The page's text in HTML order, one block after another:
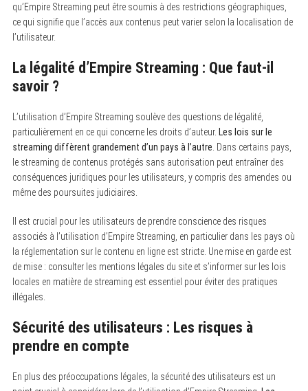
qu’Empire Streaming peut être soumis à des restrictions géographiques,
ce qui signifie que l’accès aux contenus peut varier selon la localisation de
l’utilisateur.
La légalité d’Empire Streaming : Que faut-il
savoir ?
L’utilisation d’Empire Streaming soulève des questions de légalité,
particulièrement en ce qui concerne les droits d’auteur. Les lois sur le
streaming diffèrent grandement d’un pays à l’autre . Dans certains pays,
le streaming de contenus protégés sans autorisation peut entraîner des
conséquences juridiques pour les utilisateurs, y compris des amendes ou
même des poursuites judiciaires.
Il est crucial pour les utilisateurs de prendre conscience des risques
associés à l’utilisation d’Empire Streaming, en particulier dans les pays où
la réglementation sur le contenu en ligne est stricte. Une mise en garde est
de mise : consulter les mentions légales du site et s’informer sur les lois
locales en matière de streaming est essentiel pour éviter des pratiques
illégales.
Sécurité des utilisateurs : Les risques à
prendre en compte
En plus des préoccupations légales, la sécurité des utilisateurs est un